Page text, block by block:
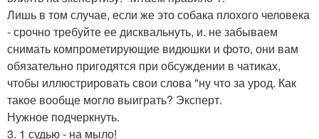
Лишь в том случае, если же это собака плохого человека
- срочно требуйте ее дисквальнуть, и. не забываем
снимать компрометирующие видюшки и фото, они вам
обязательно пригодятся при обсуждении в чатиках,
чтобы иллюстрировать свои слова "ну что за урод. Как
такое вообще могло выиграть? Эксперт.
Нужное подчеркнуть.
3. 1 судью - на мыло!